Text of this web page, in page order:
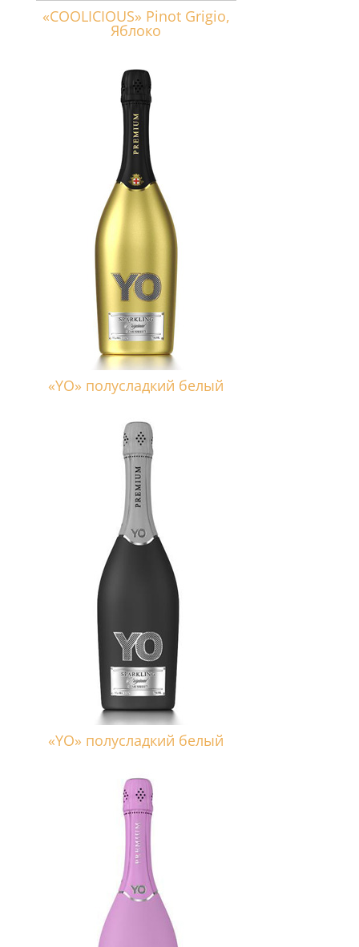
«COOLICIOUS» Pinot Grigio,
Яблоко
«YO» полусладкий белый
«YO» полусладкий белый